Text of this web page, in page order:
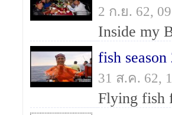
2 ก.ย. 62,
Inside my
fish
31 ส.ค. 62,
Flying fish